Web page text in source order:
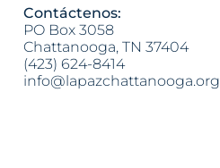
Contáctenos:
PO Box 3058
Chattanooga, TN 37404
(423) 624-8414
info@lapazchattanooga.org